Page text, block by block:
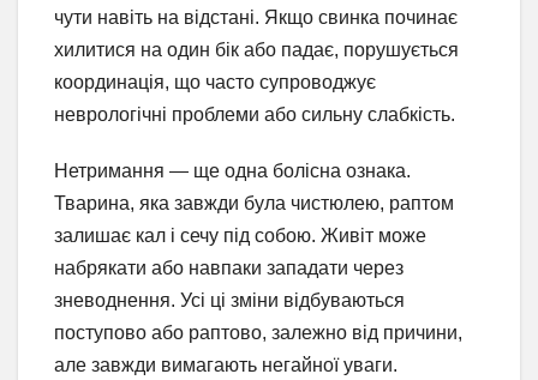
чути навіть на відстані. Якщо свинка починає
хилитися на один бік або падає, порушується
координація, що часто супроводжує
неврологічні проблеми або сильну слабкість.
Нетримання — ще одна болісна ознака.
Тварина, яка завжди була чистюлею, раптом
залишає кал і сечу під собою. Живіт може
набрякати або навпаки западати через
зневоднення. Усі ці зміни відбуваються
поступово або раптово, залежно від причини,
але завжди вимагають негайної уваги.